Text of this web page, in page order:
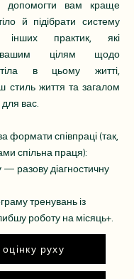
вам краще
й підібрати систему
інших практик, які
вашим цілям щодо
тіла в цьому житті,
стиль життя та загалом
вас.
формати співпраці (так,
спільна праця):
— разову діагностичну
тренувань із
роботу на місяць+.
руху